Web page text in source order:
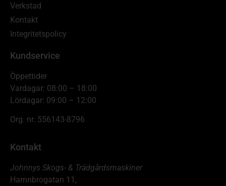
Verkstad
Kontakt
Integritetspolicy
Kundservice
Öppettider
Vardagar: 08:00 – 18:00
Lördagar: 09:00 – 12:00
Org. nr. 556143-8796
Kontakt
Johnnys Skogs- & Trädgårdsmaskiner
Hamnbrogatan 11,